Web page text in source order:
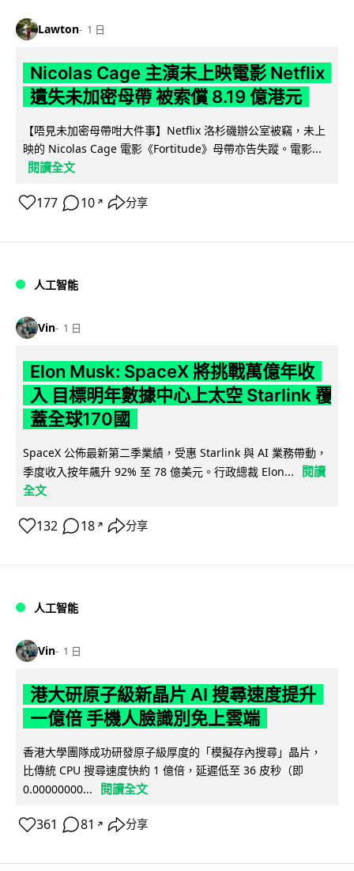
Lawton 1 日
Nicolas Cage 主演未上映電影 Netflix
遺失未加密母帶 被索償 8.19 億港元
【唔見未加密母帶咁大件事】Netflix 洛杉磯辦公室被竊，未上
映的 Nicolas Cage 電影《Fortitude》母帶亦告失蹤。電影...
閱讀全文
177 10 ↗ 分享
人工智能
Vin 1 日
Elon Musk: SpaceX 將挑戰萬億年收
入 目標明年數據中心上太空 Starlink 覆
蓋全球170國
SpaceX 公佈最新第二季業績，受惠 Starlink 與 AI 業務帶動，
季度收入按年飆升 92% 至 78 億美元。行政總裁 Elon...
閱讀
全文
132 18 ↗ 分享
人工智能
Vin 1 日
港大研原子級新晶片 AI 搜尋速度提升
一億倍 手機人臉識別免上雲端
香港大學團隊成功研發原子級厚度的「模擬存內搜尋」晶片，
比傳統 CPU 搜尋速度快約 1 億倍，延遲低至 36 皮秒（即
0.00000000...
閱讀全文
361 81 ↗ 分享